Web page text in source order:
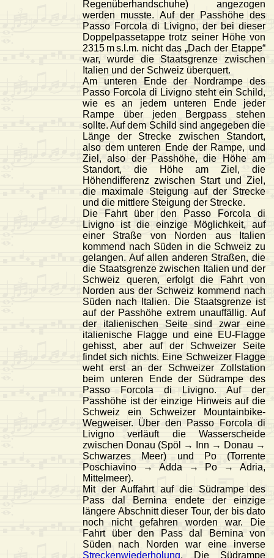
Regenüberhandschuhe) angezogen
werden musste. Auf der Passhöhe des
Passo Forcola di Livigno, der bei dieser
Doppelpassetappe trotz seiner Höhe von
2315 m s.l.m. nicht das „Dach der Etappe“
war, wurde die Staatsgrenze zwischen
Italien und der Schweiz überquert.
Am unteren Ende der Nordrampe des
Passo Forcola di Livigno steht ein Schild,
wie es an jedem unteren Ende jeder
Rampe über jeden Bergpass stehen
sollte. Auf dem Schild sind angegeben die
Länge der Strecke zwischen Standort,
also dem unteren Ende der Rampe, und
Ziel, also der Passhöhe, die Höhe am
Standort, die Höhe am Ziel, die
Höhendifferenz zwischen Start und Ziel,
die maximale Steigung auf der Strecke
und die mittlere Steigung der Strecke.
Die Fahrt über den Passo Forcola di
Livigno ist die einzige Möglichkeit, auf
einer Straße von Norden aus Italien
kommend nach Süden in die Schweiz zu
gelangen. Auf allen anderen Straßen, die
die Staatsgrenze zwischen Italien und der
Schweiz queren, erfolgt die Fahrt von
Norden aus der Schweiz kommend nach
Süden nach Italien. Die Staatsgrenze ist
auf der Passhöhe extrem unauffällig. Auf
der italienischen Seite sind zwar eine
italienische Flagge und eine EU-Flagge
gehisst, aber auf der Schweizer Seite
findet sich nichts. Eine Schweizer Flagge
weht erst an der Schweizer Zollstation
beim unteren Ende der Südrampe des
Passo Forcola di Livigno. Auf der
Passhöhe ist der einzige Hinweis auf die
Schweiz ein Schweizer Mountainbike-
Wegweiser. Über den Passo Forcola di
Livigno verläuft die Wasserscheide
zwischen Donau (Spöl → Inn → Donau →
Schwarzes Meer) und Po (Torrente
Poschiavino → Adda → Po → Adria,
Mittelmeer).
Mit der Auffahrt auf die Südrampe des
Pass dal Bernina endete der einzige
längere Abschnitt dieser Tour, der bis dato
noch nicht gefahren worden war. Die
Fahrt über den Pass dal Bernina von
Süden nach Norden war eine inverse
Streckenwiederholung. Die Südrampe